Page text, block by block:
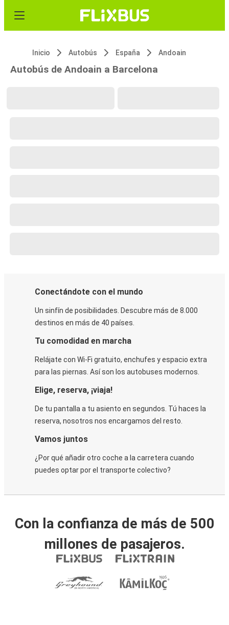
Inicio Autobús España Andoain
Autobús de Andoain a Barcelona
Conectándote con el mundo
Un sinfín de posibilidades. Descubre más de 8.000
destinos en más de 40 países.
Tu comodidad en marcha
Relájate con Wi-Fi gratuito, enchufes y espacio extra
para las piernas. Así son los autobuses modernos.
Elige, reserva, ¡viaja!
De tu pantalla a tu asiento en segundos. Tú haces la
reserva, nosotros nos encargamos del resto.
Vamos juntos
¿Por qué añadir otro coche a la carretera cuando
puedes optar por el transporte colectivo?
Con la confianza de más de 500
millones de pasajeros.